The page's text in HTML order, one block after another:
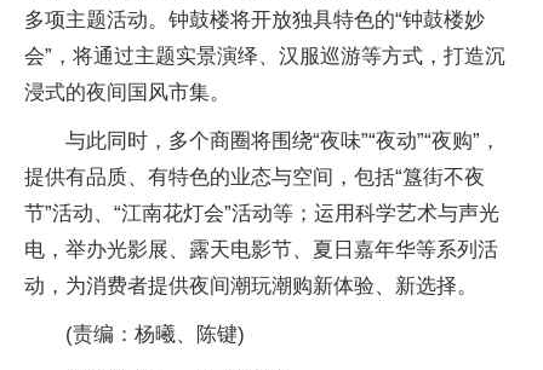
多项主题活动。钟鼓楼将开放独具特色的“钟鼓楼妙
会”，将通过主题实景演绎、汉服巡游等方式，打造沉
浸式的夜间国风市集。
与此同时，多个商圈将围绕“夜味”“夜动”“夜购”，
提供有品质、有特色的业态与空间，包括“簋街不夜
节”活动、“江南花灯会”活动等；运用科学艺术与声光
电，举办光影展、露天电影节、夏日嘉年华等系列活
动，为消费者提供夜间潮玩潮购新体验、新选择。
(责编：杨曦、陈键)